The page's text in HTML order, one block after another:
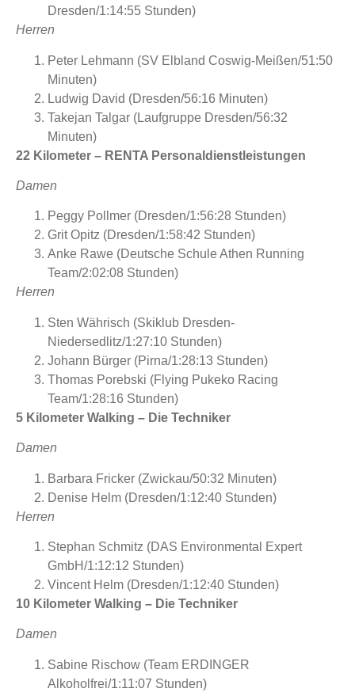
Dresden/1:14:55 Stunden)
Herren
Peter Lehmann (SV Elbland Coswig-Meißen/51:50
Minuten)
Ludwig David (Dresden/56:16 Minuten)
Takejan Talgar (Laufgruppe Dresden/56:32
Minuten)
22 Kilometer – RENTA Personaldienstleistungen
Damen
Peggy Pollmer (Dresden/1:56:28 Stunden)
Grit Opitz (Dresden/1:58:42 Stunden)
Anke Rawe (Deutsche Schule Athen Running
Team/2:02:08 Stunden)
Herren
Sten Währisch (Skiklub Dresden-
Niedersedlitz/1:27:10 Stunden)
Johann Bürger (Pirna/1:28:13 Stunden)
Thomas Porebski (Flying Pukeko Racing
Team/1:28:16 Stunden)
5 Kilometer Walking – Die Techniker
Damen
Barbara Fricker (Zwickau/50:32 Minuten)
Denise Helm (Dresden/1:12:40 Stunden)
Herren
Stephan Schmitz (DAS Environmental Expert
GmbH/1:12:12 Stunden)
Vincent Helm (Dresden/1:12:40 Stunden)
10 Kilometer Walking – Die Techniker
Damen
Sabine Rischow (Team ERDINGER
Alkoholfrei/1:11:07 Stunden)